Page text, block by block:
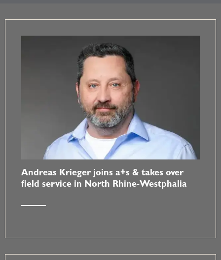
Andreas Krieger joins a+s & takes over
field service in North Rhine-Westphalia